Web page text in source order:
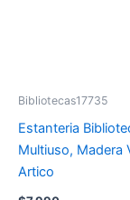
Bibliotecas17735
Estanteria
Multiuso, Madera
Artico